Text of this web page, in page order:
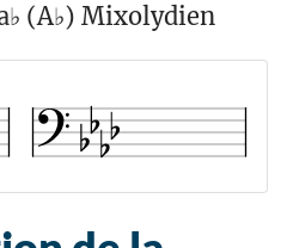
(A♭) Mixolydien